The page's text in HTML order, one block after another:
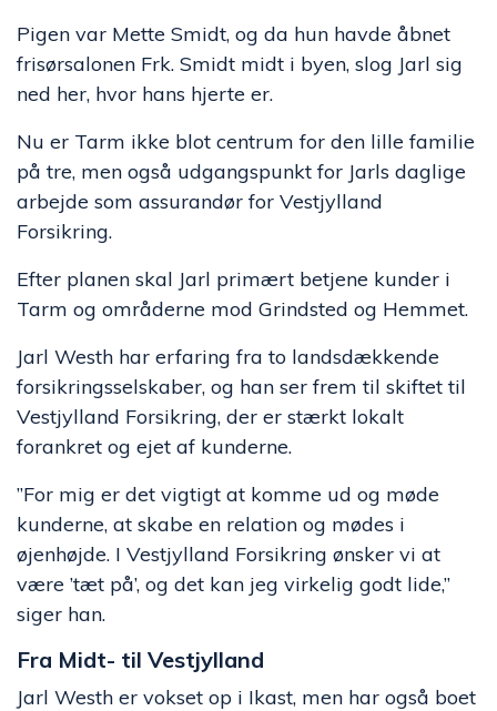
Pigen var Mette Smidt, og da hun havde åbnet
frisørsalonen Frk. Smidt midt i byen, slog Jarl sig
ned her, hvor hans hjerte er.
Nu er Tarm ikke blot centrum for den lille familie
på tre, men også udgangspunkt for Jarls daglige
arbejde som assurandør for Vestjylland
Forsikring.
Efter planen skal Jarl primært betjene kunder i
Tarm og områderne mod Grindsted og Hemmet.
Jarl Westh har erfaring fra to landsdækkende
forsikringsselskaber, og han ser frem til skiftet til
Vestjylland Forsikring, der er stærkt lokalt
forankret og ejet af kunderne.
”For mig er det vigtigt at komme ud og møde
kunderne, at skabe en relation og mødes i
øjenhøjde. I Vestjylland Forsikring ønsker vi at
være ’tæt på’, og det kan jeg virkelig godt lide,”
siger han.
Fra Midt- til Vestjylland
Jarl Westh er vokset op i Ikast, men har også boet